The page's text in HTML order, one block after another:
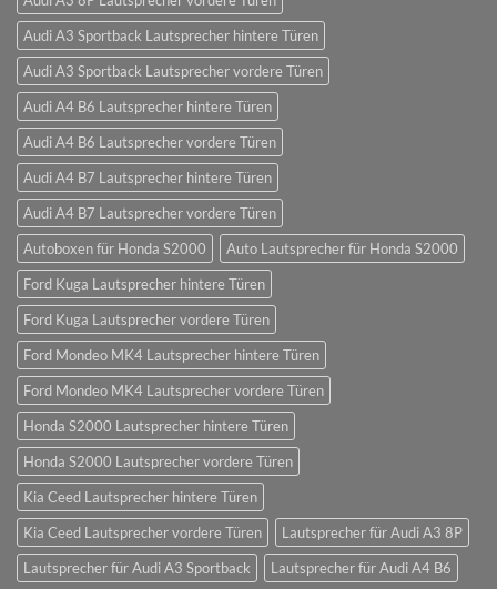
Audi A3 Sportback Lautsprecher hintere Türen
Audi A3 Sportback Lautsprecher vordere Türen
Audi A4 B6 Lautsprecher hintere Türen
Audi A4 B6 Lautsprecher vordere Türen
Audi A4 B7 Lautsprecher hintere Türen
Audi A4 B7 Lautsprecher vordere Türen
Autoboxen für Honda S2000
Auto Lautsprecher für Honda S2000
Ford Kuga Lautsprecher hintere Türen
Ford Kuga Lautsprecher vordere Türen
Ford Mondeo MK4 Lautsprecher hintere Türen
Ford Mondeo MK4 Lautsprecher vordere Türen
Honda S2000 Lautsprecher hintere Türen
Honda S2000 Lautsprecher vordere Türen
Kia Ceed Lautsprecher hintere Türen
Kia Ceed Lautsprecher vordere Türen
Lautsprecher für Audi A3 8P
Lautsprecher für Audi A3 Sportback
Lautsprecher für Audi A4 B6